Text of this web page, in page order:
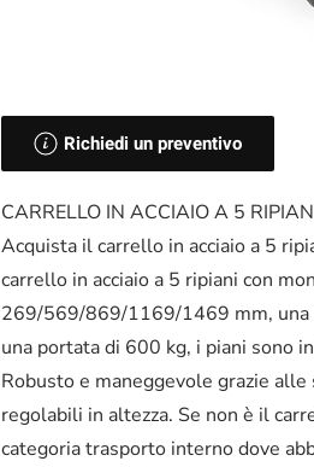
Richiedi un preventivo
CARRELLO IN ACCIAIO A 5
Acquista il carrello in acciaio a 5
carrello in acciaio a 5 ripiani con
269/569/869/1169/1469 mm, una
una portata di 600 kg, i piani sono
Robusto e maneggevole grazie
regolabili in altezza. Se non è il
categoria trasporto interno dove